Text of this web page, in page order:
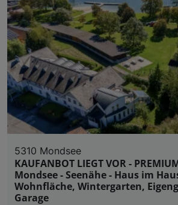
5310 Mondsee
KAUFANBOT LIEGT VOR -
Mondsee - Seenähe - Haus im
Wohnfläche, Wintergarten,
Garage